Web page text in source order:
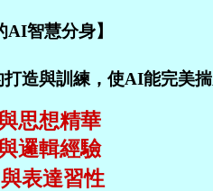
智慧分身】
造與訓練，使AI能完美
思想精華
邏輯經驗
表達習性